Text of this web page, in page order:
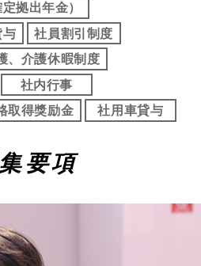
拠出年金）
与
社員割引制度
、介護休暇制度
社内行事
取得獎励金 社用車貸与
集要項